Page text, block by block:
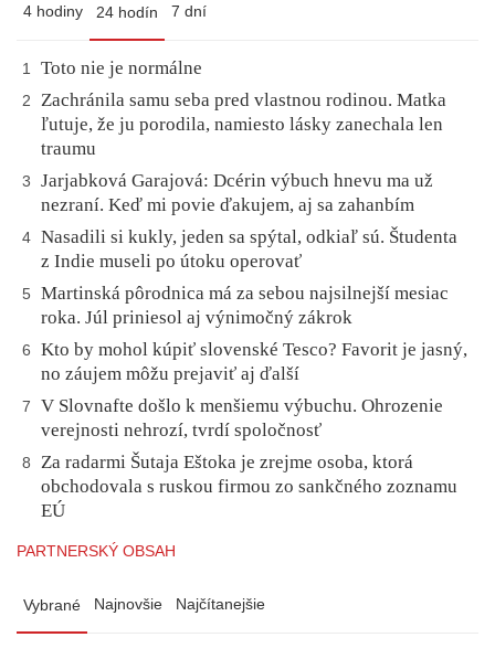
4 hodiny 24 hodín 7 dní
1 Toto nie je normálne
2
Zachránila samu seba pred vlastnou rodinou. Matka
ľutuje, že ju porodila, namiesto lásky zanechala len
traumu
3
Jarjabková Garajová: Dcérin výbuch hnevu ma už
nezraní. Keď mi povie ďakujem, aj sa zahanbím
4 Nasadili si kukly, jeden sa spýtal, odkiaľ sú. Študenta
z Indie museli po útoku operovať
5
Martinská pôrodnica má za sebou najsilnejší mesiac
roka. Júl priniesol aj výnimočný zákrok
6
Kto by mohol kúpiť slovenské Tesco? Favorit je jasný,
no záujem môžu prejaviť aj ďalší
7
V Slovnafte došlo k menšiemu výbuchu. Ohrozenie
verejnosti nehrozí, tvrdí spoločnosť
8
Za radarmi Šutaja Eštoka je zrejme osoba, ktorá
obchodovala s ruskou firmou zo sankčného zoznamu
EÚ
PARTNERSKÝ OBSAH
Vybrané Najnovšie Najčítanejšie